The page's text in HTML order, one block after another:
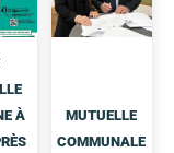
À
MUTUELLE
COMMUNALE